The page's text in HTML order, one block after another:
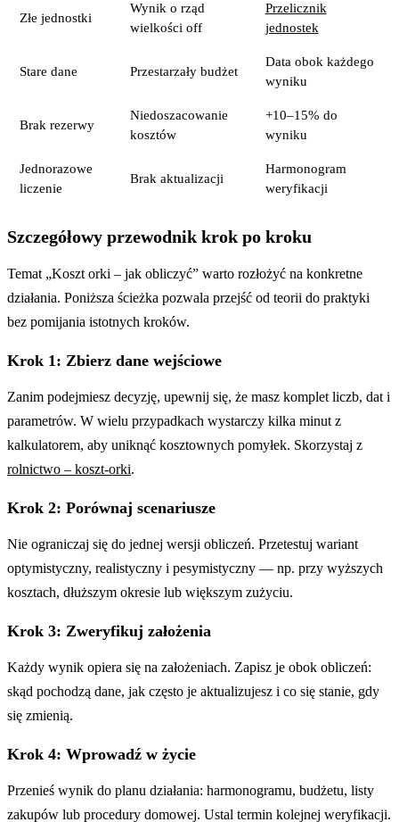
Złe jednostki
Wynik o rząd
wielkości off
Przelicznik
jednostek
Stare dane Przestarzały budżet
Data obok każdego
wyniku
Brak rezerwy
Niedoszacowanie
kosztów
+10–15% do
wyniku
Jednorazowe
liczenie
Brak aktualizacji
Harmonogram
weryfikacji
Szczegółowy przewodnik krok po kroku
Temat „Koszt orki – jak obliczyć” warto rozłożyć na konkretne
działania. Poniższa ścieżka pozwala przejść od teorii do praktyki
bez pomijania istotnych kroków.
Krok 1: Zbierz dane wejściowe
Zanim podejmiesz decyzję, upewnij się, że masz komplet liczb, dat i
parametrów. W wielu przypadkach wystarczy kilka minut z
kalkulatorem, aby uniknąć kosztownych pomyłek. Skorzystaj z
rolnictwo – koszt-orki.
Krok 2: Porównaj scenariusze
Nie ograniczaj się do jednej wersji obliczeń. Przetestuj wariant
optymistyczny, realistyczny i pesymistyczny — np. przy wyższych
kosztach, dłuższym okresie lub większym zużyciu.
Krok 3: Zweryfikuj założenia
Każdy wynik opiera się na założeniach. Zapisz je obok obliczeń:
skąd pochodzą dane, jak często je aktualizujesz i co się stanie, gdy
się zmienią.
Krok 4: Wprowadź w życie
Przenieś wynik do planu działania: harmonogramu, budżetu, listy
zakupów lub procedury domowej. Ustal termin kolejnej weryfikacji.